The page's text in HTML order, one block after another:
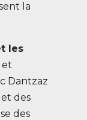
la
les
et
Dantzaz
des
des